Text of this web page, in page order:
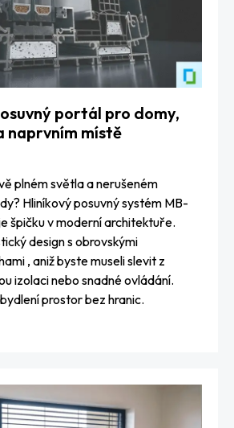
portál pro domy,
naprvním místě
plném světla a nerušeném
Hliníkový posuvný systém MB-
špičku v moderní architektuře.
design s obrovskými
, aniž byste museli slevit z
izolaci nebo snadné ovládání.
prostor bez hranic.